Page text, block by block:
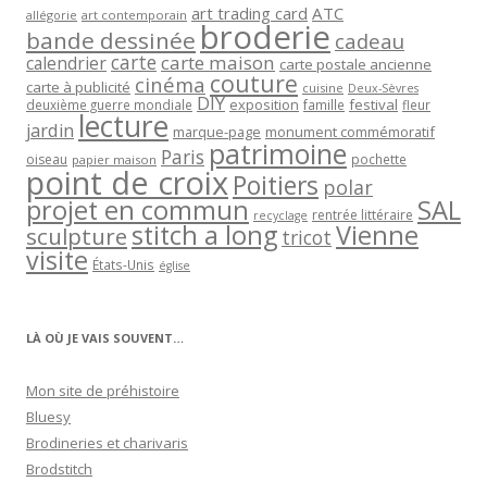
allégorie art contemporain art trading card ATC
bande dessinéebroderie cadeau
calendriercartecarte maison carte postale ancienne
carte à publicité cinéma couture cuisine Deux-Sèvres
deuxième guerre mondiale DIY exposition famille festival fleur
jardin lecture marque-page monument commémoratif
oiseau papier maison Paris patrimoine pochette
point de croixPoitiers polar
projet en commun recyclage rentrée littéraire SAL
sculpturestitch a long tricot Vienne
visite États-Unis église
LÀ OÙ JE VAIS SOUVENT…
Mon site de préhistoire
Bluesy
Brodineries et charivaris
Brodstitch